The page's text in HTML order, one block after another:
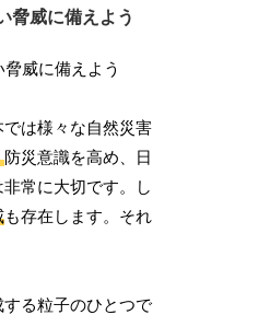
脅威に備えよう
は様々な自然災害
防災意識を高め、日
常に大切です。し
も存在します。それ
る粒子のひとつで